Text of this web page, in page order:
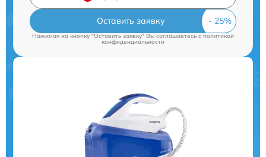
Оставить заявку
Нажимая на кнопку "Оставить заявку" Вы соглашаетесь cполитикой
конфиденциальности